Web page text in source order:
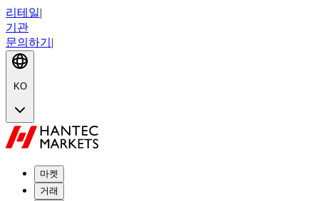
리테일|
기관
문의하기 |
KO
마켓
거래